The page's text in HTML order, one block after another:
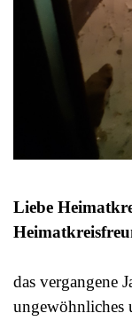
Liebe
das vergangene
ungewöhnliches